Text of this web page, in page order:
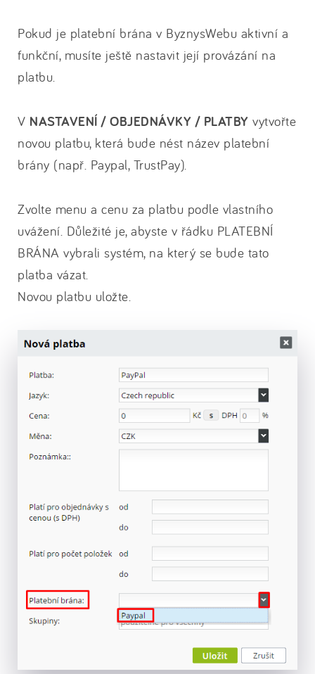
Pokud je platební brána v ByznysWebu aktivní a
funkční, musíte ještě nastavit její provázání na
platbu.
V NASTAVENÍ / OBJEDNÁVKY / PLATBY vytvořte
novou platbu, která bude nést název platební
brány (např. Paypal, TrustPay).
Zvolte menu a cenu za platbu podle vlastního
uvážení. Důležité je, abyste v řádku PLATEBNÍ
BRÁNA vybrali systém, na který se bude tato
platba vázat.
Novou platbu uložte.